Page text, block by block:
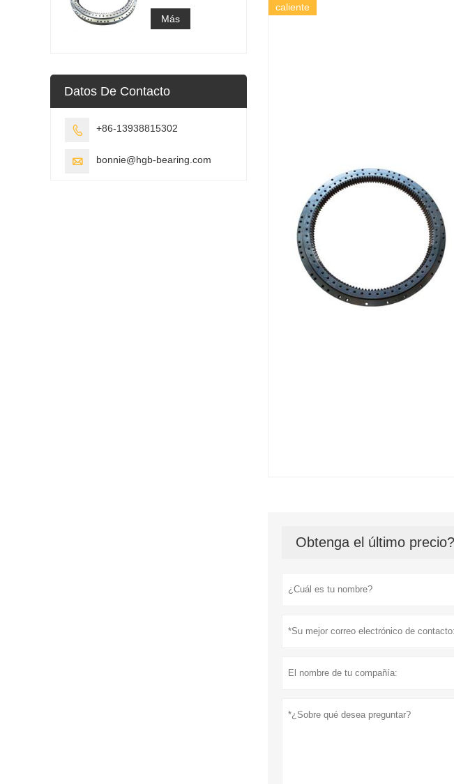
caliente
Obtenga el último
Más
Datos De Contacto
 +86-13938815302
 bonnie@hgb-bearing.com